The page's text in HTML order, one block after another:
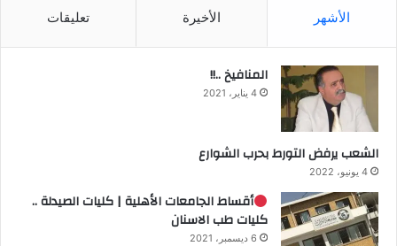
الأشهر الأخيرة تعليقات
المنافيخ ..!!
4 يناير، 2021
الشعب يرفض التورط بحرب الشوارع
4 يونيو، 2022
أقساط الجامعات الأهلية | كليات الصيدلة ..
كليات طب الاسنان
6 ديسمبر، 2021